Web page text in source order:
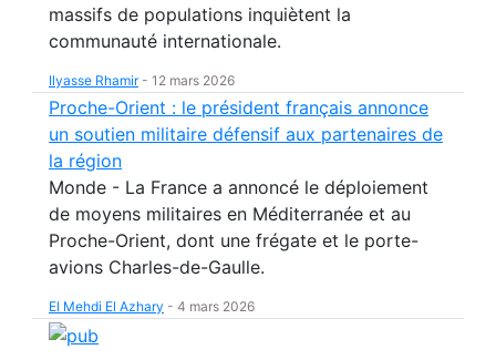
massifs de populations inquiètent la
communauté internationale.
Ilyasse Rhamir- 12 mars 2026
Proche-Orient : le président français annonce
un soutien militaire défensif aux partenaires de
la région
Monde - La France a annoncé le déploiement
de moyens militaires en Méditerranée et au
Proche-Orient, dont une frégate et le porte-
avions Charles-de-Gaulle.
El Mehdi El Azhary - 4 mars 2026